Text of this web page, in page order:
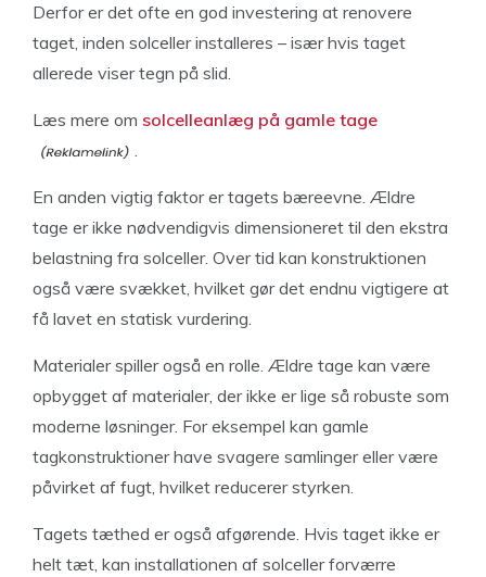
Derfor er det ofte en god investering at renovere
taget, inden solceller installeres – især hvis taget
allerede viser tegn på slid.
Læs mere om solcelleanlæg på gamle tage
.
En anden vigtig faktor er tagets bæreevne. Ældre
tage er ikke nødvendigvis dimensioneret til den ekstra
belastning fra solceller. Over tid kan konstruktionen
også være svækket, hvilket gør det endnu vigtigere at
få lavet en statisk vurdering.
Materialer spiller også en rolle. Ældre tage kan være
opbygget af materialer, der ikke er lige så robuste som
moderne løsninger. For eksempel kan gamle
tagkonstruktioner have svagere samlinger eller være
påvirket af fugt, hvilket reducerer styrken.
Tagets tæthed er også afgørende. Hvis taget ikke er
helt tæt, kan installationen af solceller forværre